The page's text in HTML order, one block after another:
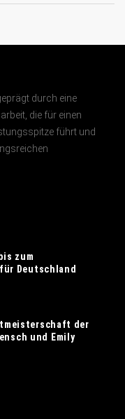
durch eine
die für einen
führt und
zum
Deutschland
der
und Emily